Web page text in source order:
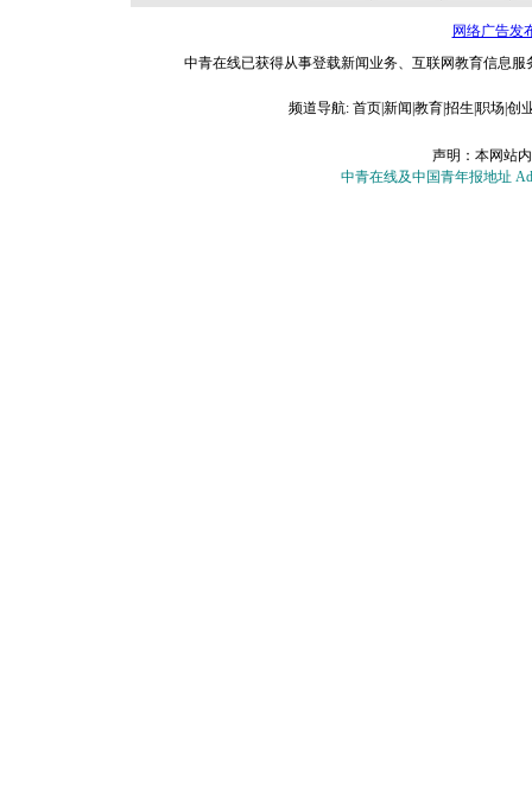
网络广告发
中青在线已获得从事登载新闻业务、互联网教育信息
频道导航: 首页|新闻 教育|招生 职场|创
声明：本网站
中青在线及中国青年报地址